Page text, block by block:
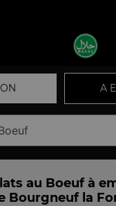
A
au Boeuf à
Bourgneuf la